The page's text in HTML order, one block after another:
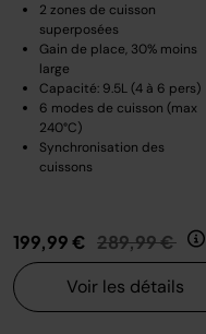
2 zones de cuisson
superposées
Gain de place, 30% moins
large
Capacité: 9.5L (4 à 6 pers)
6 modes de cuisson (max
240°C)
Synchronisation des
cuissons
199,99 € Prix réduit de
289,99 € au
Voir les détails